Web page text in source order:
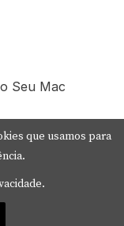
Seu Mac
no Mac
que usamos para